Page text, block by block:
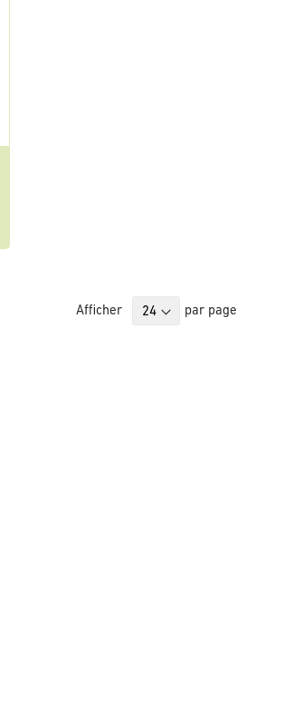
Afficher par page